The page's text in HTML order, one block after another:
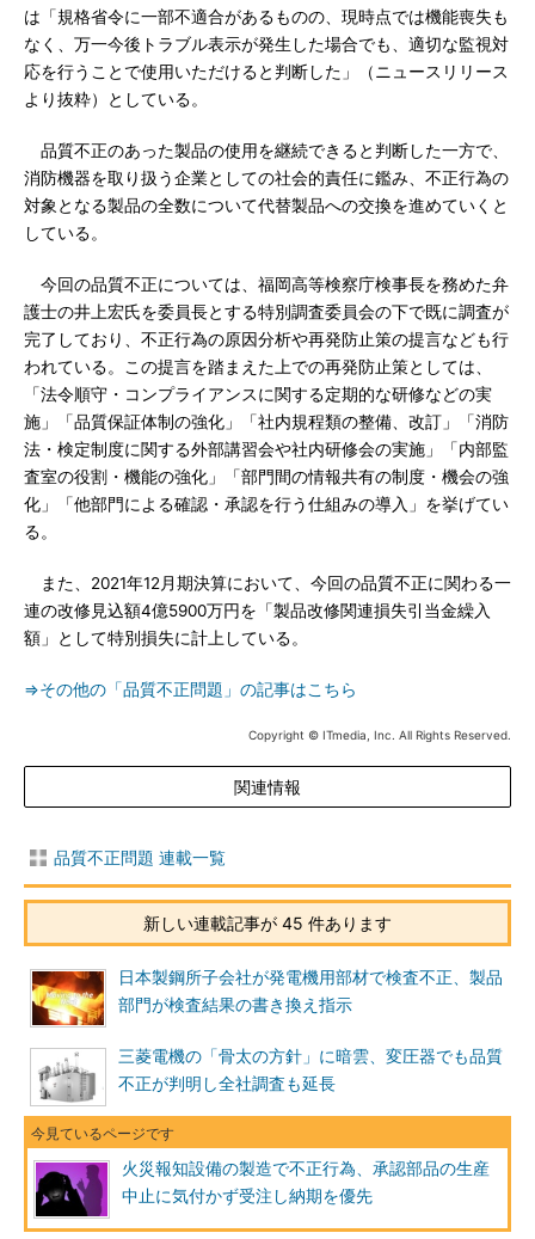
は「規格省令に一部不適合があるものの、現時点では機能喪失も
なく、万一今後トラブル表示が発生した場合でも、適切な監視対
応を行うことで使用いただけると判断した」（ニュースリリース
より抜粋）としている。
品質不正のあった製品の使用を継続できると判断した一方で、
消防機器を取り扱う企業としての社会的責任に鑑み、不正行為の
対象となる製品の全数について代替製品への交換を進めていくと
している。
今回の品質不正については、福岡高等検察庁検事長を務めた弁
護士の井上宏氏を委員長とする特別調査委員会の下で既に調査が
完了しており、不正行為の原因分析や再発防止策の提言なども行
われている。この提言を踏まえた上での再発防止策としては、
「法令順守・コンプライアンスに関する定期的な研修などの実
施」「品質保証体制の強化」「社内規程類の整備、改訂」「消防
法・検定制度に関する外部講習会や社内研修会の実施」「内部監
査室の役割・機能の強化」「部門間の情報共有の制度・機会の強
化」「他部門による確認・承認を行う仕組みの導入」を挙げてい
る。
また、2021年12月期決算において、今回の品質不正に関わる一
連の改修見込額4億5900万円を「製品改修関連損失引当金繰入
額」として特別損失に計上している。
⇒その他の「品質不正問題」の記事はこちら
Copyright © ITmedia, Inc. All Rights Reserved.
関連情報
品質不正問題 連載一覧
新しい連載記事が 45 件あります
日本製鋼所子会社が発電機用部材で検査不正、製品
部門が検査結果の書き換え指示
三菱電機の「骨太の方針」に暗雲、変圧器でも品質
不正が判明し全社調査も延長
火災報知設備の製造で不正行為、承認部品の生産
中止に気付かず受注し納期を優先